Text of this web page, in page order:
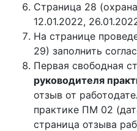
Страница 28
12.01.2022,
На странице
29) заполнить
Первая свободная
руководителя
отзыв от
практике ПМ 02
страница отзыва